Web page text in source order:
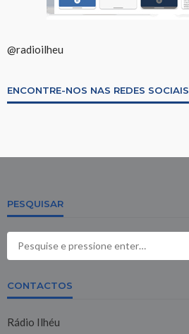
@radioilheu
ENCONTRE-NOS NAS REDES SOCIAIS
PESQUISAR
CONTACTOS
Rádio Ilhéu